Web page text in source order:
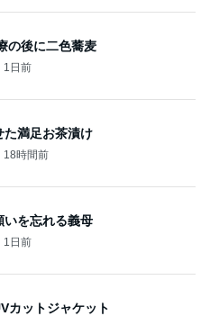
の後に二色蕎麦
1日前
た満足お茶漬け
18時間前
いを忘れる義母
1日前
カットジャケット